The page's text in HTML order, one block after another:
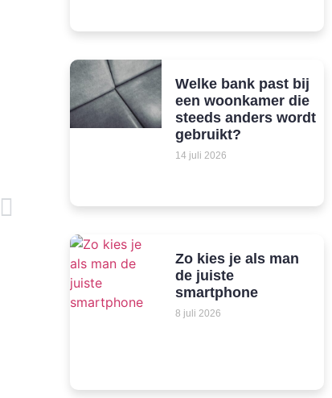
Welke bank past bij
een woonkamer die
steeds anders wordt
gebruikt?
14 juli 2026
Zo kies je als man
de juiste
smartphone
8 juli 2026